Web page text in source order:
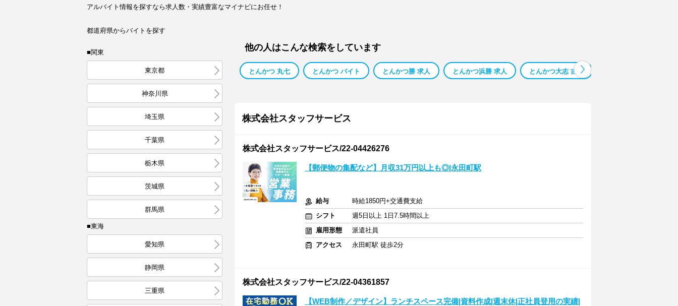
アルバイト情報を探すなら求人数・実績豊富なマイナビにお任せ！
都道府県からバイトを探す
■関東
東京都
神奈川県
埼玉県
千葉県
栃木県
茨城県
群馬県
■東海
愛知県
静岡県
三重県
他の人はこんな検索をしています
とんかつ 丸七 とんかつ バイト とんかつ勝 求人 とんかつ浜勝 求人 とんかつ大志 吉岡
株式会社スタッフサービス
株式会社スタッフサービス/22-04426276
【郵便物の集配など】月収31万円以上も◎|永田町駅
給与
時給1850円+交通費支給
シフト
週5日以上 1日7.5時間以上
雇用形態
派遣社員
アクセス
永田町駅 徒歩2分
株式会社スタッフサービス/22-04361857
【WEB制作／デザイン】ランチスペース完備|資料作成|週末休|正社員登用の実績|